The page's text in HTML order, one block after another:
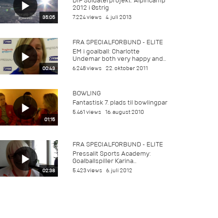
35:05
2012 i Østrig
7.224 views 4. juli 2013
00:43
FRA SPECIALFORBUND - ELITE
EM i goalball: Charlotte
Undemar both very happy and...
6.248 views 22. oktober 2011
01:15
BOWLING
Fantastisk 7. plads til bowlingpar
5.461 views 16. august 2010
02:38
FRA SPECIALFORBUND - ELITE
Pressalit Sports Academy:
Goalballspiller Karina...
5.423 views 6. juli 2012